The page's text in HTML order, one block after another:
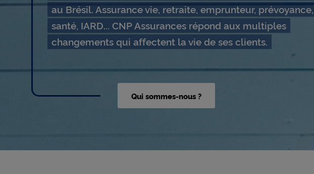
g
r
o
au Brésil. Assurance vie, retraite, emprunteur, prévoyance,
santé, IARD... CNP Assurances répond aux multiples
changements qui affectent la vie de ses clients.
Qui sommes-nous ?